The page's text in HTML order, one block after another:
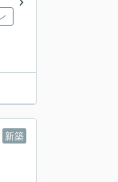
新築